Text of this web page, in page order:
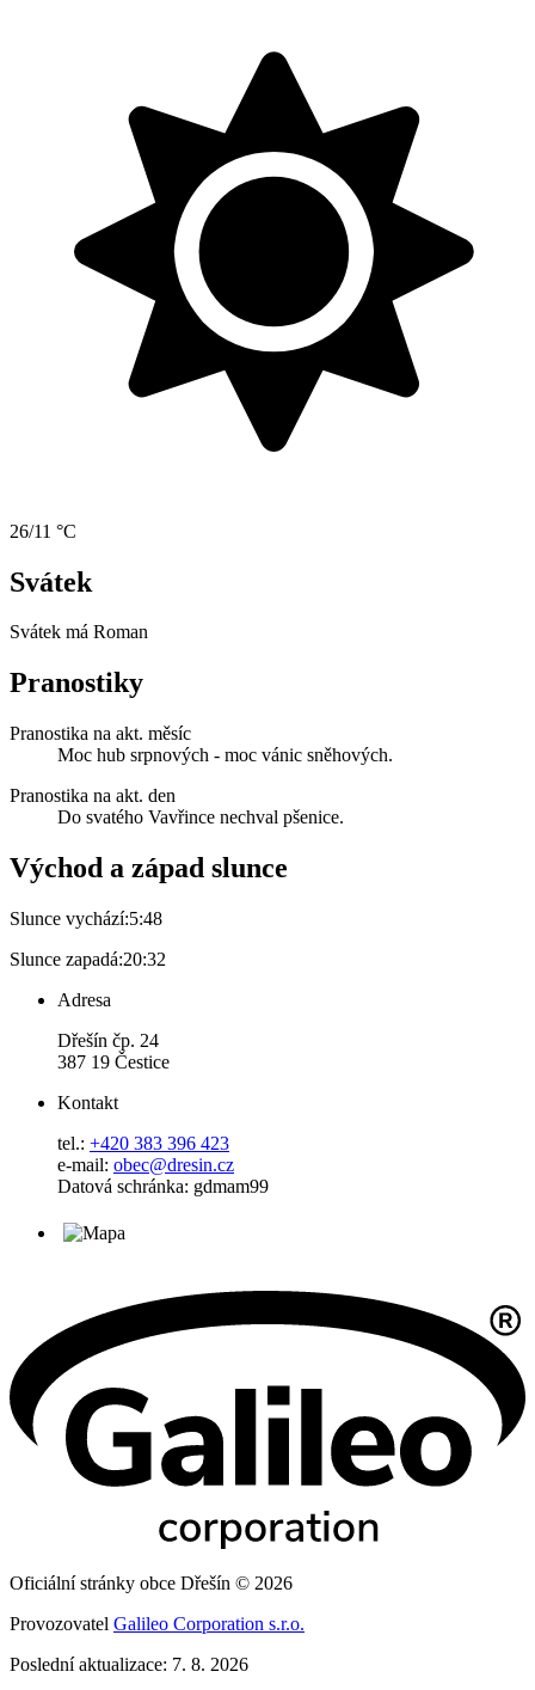
26/11 °C
Svátek
Svátek má Roman
Pranostiky
Pranostika na akt. měsíc
Moc hub srpnových - moc vánic sněhových.
Pranostika na akt. den
Do svatého Vavřince nechval pšenice.
Východ a západ slunce
Slunce vychází:5:48
Slunce zapadá:20:32
Adresa
Dřešín čp. 24
387 19 Čestice
Kontakt
tel.: +420 383 396 423
e-mail: obec@dresin.cz
Datová schránka: gdmam99
Oficiální stránky obce Dřešín © 2026
Provozovatel Galileo Corporation s.r.o.
Poslední aktualizace: 7. 8. 2026